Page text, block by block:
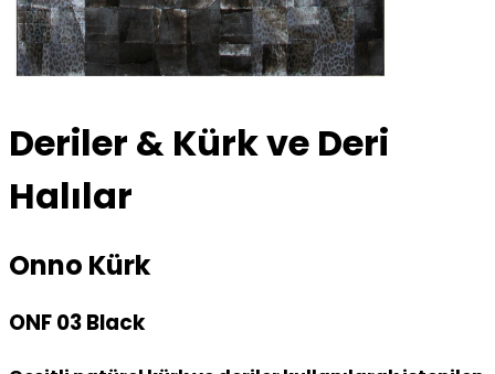
Deriler & Kürk ve Deri
Halılar
Onno Kürk
ONF 03 Black